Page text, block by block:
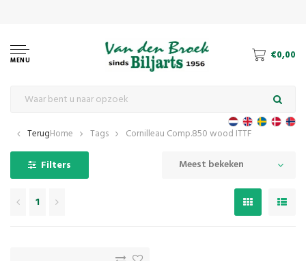
MENU €0,00
TerugHome Tags Cornilleau Comp.850 wood ITTF
Filters Meest bekeken
1